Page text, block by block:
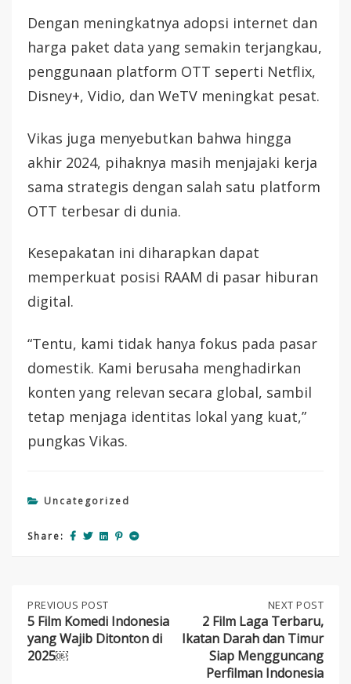
Dengan meningkatnya adopsi internet dan
harga paket data yang semakin terjangkau,
penggunaan platform OTT seperti Netflix,
Disney+, Vidio, dan WeTV meningkat pesat.
Vikas juga menyebutkan bahwa hingga
akhir 2024, pihaknya masih menjajaki kerja
sama strategis dengan salah satu platform
OTT terbesar di dunia.
Kesepakatan ini diharapkan dapat
memperkuat posisi RAAM di pasar hiburan
digital.
“Tentu, kami tidak hanya fokus pada pasar
domestik. Kami berusaha menghadirkan
konten yang relevan secara global, sambil
tetap menjaga identitas lokal yang kuat,”
pungkas Vikas.
Uncategorized
Share:
Post
navigation
PREVIOUS
POST:
5
FILM
KOMEDI
PREVIOUS POST
5 Film Komedi Indonesia
yang Wajib Ditonton di
2025￼
POST:
2
FILM
TERBARU,
NEXT POST
2 Film Laga Terbaru,
Ikatan Darah dan Timur
Siap Mengguncang
Perfilman Indonesia